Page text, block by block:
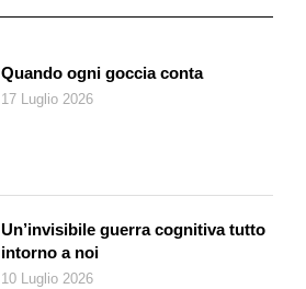
Quando ogni goccia conta
17 Luglio 2026
Un’invisibile guerra cognitiva tutto
intorno a noi
10 Luglio 2026